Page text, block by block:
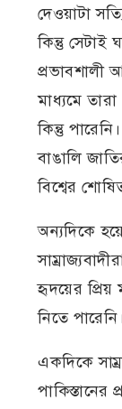
দেওয়াটা
কিন্তু
প্রভাবশালী
মাধ্যমে
কিন্তু
বাঙালি
বিশ্বের
অন্যদিকে
হৃদয়ের প্রিয়
নিতে পারেনি।
একদিকে
পাকিস্তানের